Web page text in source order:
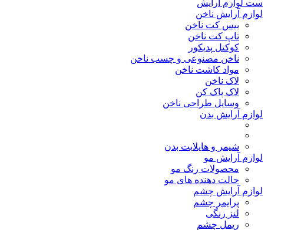
ست لوازم آرایش
لوازم آرایش ناخن
بیس کت ناخن
تاپ کت ناخن
کوکتل پدیکور
ناخن مصنوعی و چسب ناخن
مواد کاشت ناخن
لاک ناخن
لاک پاک کن
وسایل طراحی ناخن
لوازم آرایش بدن
شیمر و هایلایت بدن
لوازم آرایش مو
محصولات رنگ مو
حالت دهنده های مو
لوازم آرایش چشم
پرایمر چشم
لنز رنگی
ریمل چشم